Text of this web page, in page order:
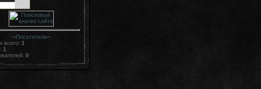
-=Посетители=-
всего: 1
1
0